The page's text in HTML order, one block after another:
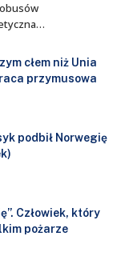
cłem niż Unia
przymusowa
podbił Norwegię
Człowiek, który
pożarze